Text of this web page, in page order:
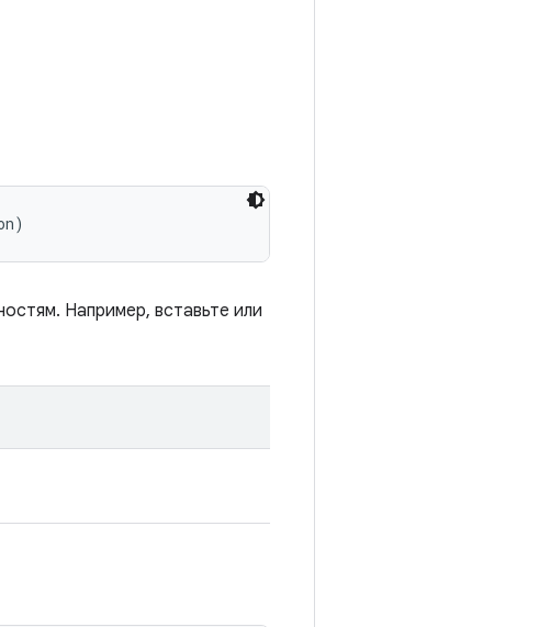
Например, вставьте или